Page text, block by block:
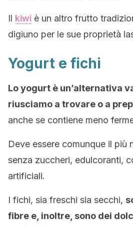
Il kiwi è un altro frutto
digiuno per le sue proprietà
Yogurt e fichi
Lo yogurt è un’alternativa
riusciamo a trovare o a
anche se contiene meno
Deve essere comunque il più
senza zuccheri, edulcoranti,
artificiali.
I fichi, sia freschi sia secchi,
fibre e, inoltre, sono dei